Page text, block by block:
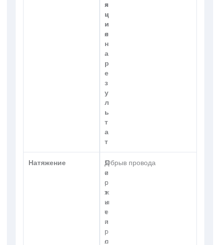
к
ц
и
я
я
н
и
е
н
а
р
е
з
у
л
ь
т
а
т
Натяжение
Д
е
р
ж
и
т
п
р
о
Ч
и
с
т
ы
е
и
г
л
Обрыв провода